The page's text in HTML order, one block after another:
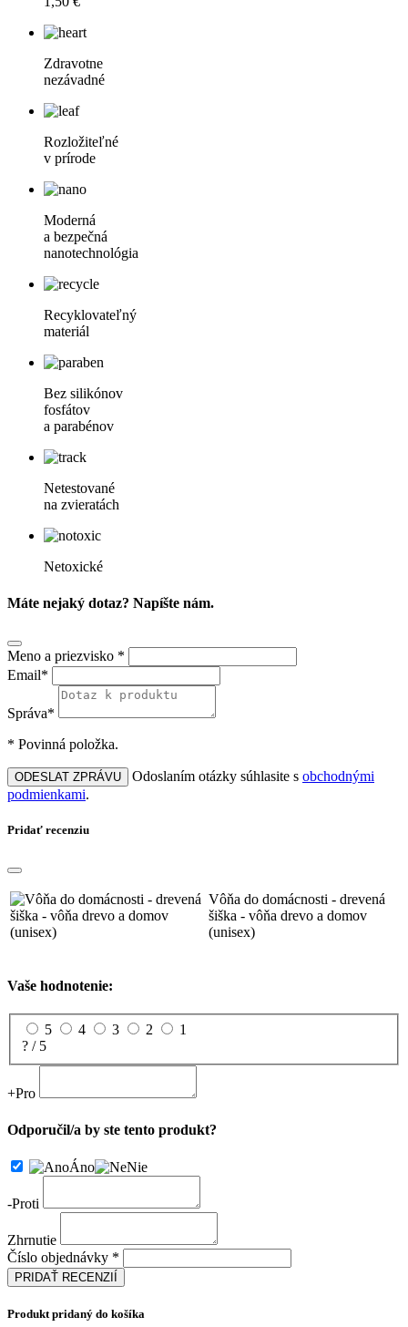
Zdravotne
nezávadné
Rozložiteľné
v prírode
Moderná
a bezpečná
nanotechnológia
Recyklovateľný
materiál
Bez silikónov
fosfátov
a parabénov
Netestované
na zvieratách
Netoxické
Máte nejaký dotaz? Napíšte nám.
Meno a priezvisko *
Email*
Správa*
* Povinná položka.
ODESLAT ZPRÁVU Odoslaním otázky súhlasite s obchodnými
podmienkami.
Pridať recenziu
Vôňa do domácnosti - drevená
šiška - vôňa drevo a domov
(unisex)
Vaše hodnotenie:
5 4 3 2
1
? / 5
+Pro
Odporučil/a by ste tento produkt?
Áno Nie
-Proti
Zhrnutie
Číslo objednávky *
PRIDAŤ RECENZIÍ
Produkt pridaný do košíka